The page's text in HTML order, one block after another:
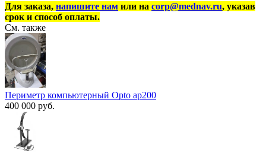
Для заказа, напишите нам или на corp@mednav.ru, указав
срок и способ оплаты.
См. также
Периметр компьютерный Opto ap200
400 000 руб.